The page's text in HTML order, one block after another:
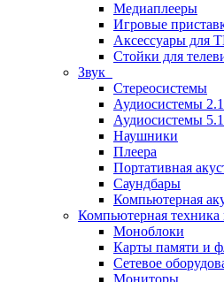
Медиаплееры
Игровые
Аксессуары для
Стойки для
Звук
Стереосистемы
Аудиосистемы 2.1
Аудиосистемы 5.1
Наушники
Плеера
Портативная
Саундбары
Компьютерная
Компьютерная
Моноблоки
Карты памяти и
Сетевое
Мониторы